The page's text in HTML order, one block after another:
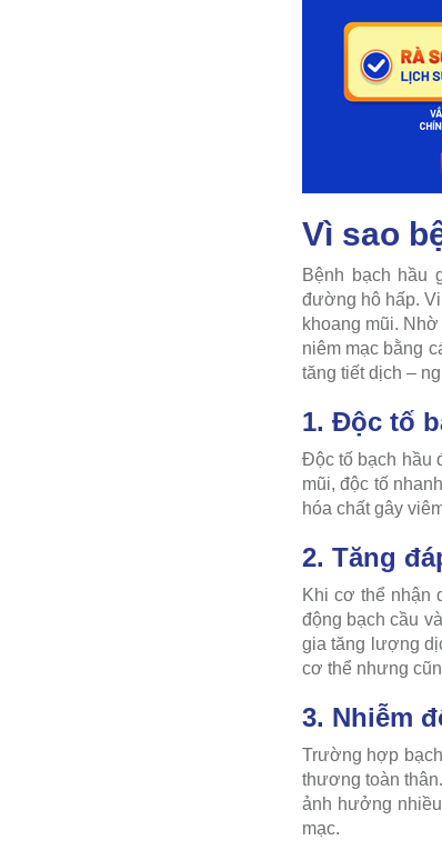
Vì sao
Bệnh bạch hầu
đường hô hấp.
khoang mũi.
niêm mạc bằng
tăng tiết dịch –
1. Độc tố
Độc tố bạch hầu
mũi, độc tố
hóa chất gây
2. Tăng
Khi cơ thể nhận
động bạch cầu
gia tăng lượng
cơ thể nhưng
3. Nhiễm
Trường hợp
thương toàn
ảnh hưởng
mạc.